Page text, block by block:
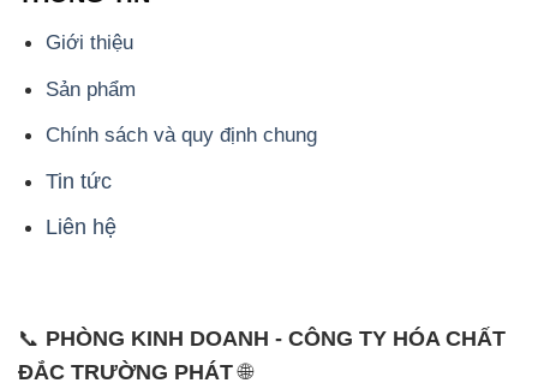
Tin tức
Liên hệ
📞
PHÒNG KINH DOANH - CÔNG TY HÓA CHẤT
ĐẮC TRƯỜNG PHÁT
- 028.3756.1835 - 028.3756.1840 - 028.3756.1841-